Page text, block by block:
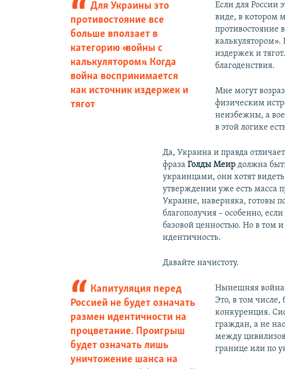
Для Украины это
противостояние все
больше вползает в
категорию «войны с
калькулятором». Когда
война воспринимается
как источник издержек и
тягот
Если для России
виде, в котором
противостояние
калькулятором».
издержек и
благоденствия.
Мне могут
физическим
неизбежны, а
в этой логике
Да, Украина и правда
фразаГолды Меир должна
украинцами, они хотят
утверждении уже есть масса
Украине, наверняка, готовы
благополучия – особенно,
базовой ценностью. Но в том
идентичность.
Давайте начистоту.
Капитуляция перед
Россией не будет означать
размен идентичности на
процветание. Проигрыш
будет означать лишь
уничтожение шанса на
Нынешняя война
Это, в том
конкуренция.
граждан, а не
между
границе или по